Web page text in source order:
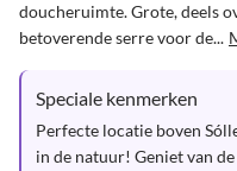
doucheruimte. Grote, deels
betoverende serre voor de...
Speciale kenmerken
Perfecte locatie boven
in de natuur! Geniet van